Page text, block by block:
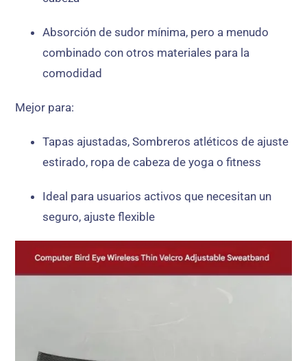
Absorción de sudor mínima, pero a menudo
combinado con otros materiales para la
comodidad
Mejor para:
Tapas ajustadas, Sombreros atléticos de ajuste
estirado, ropa de cabeza de yoga o fitness
Ideal para usuarios activos que necesitan un
seguro, ajuste flexible